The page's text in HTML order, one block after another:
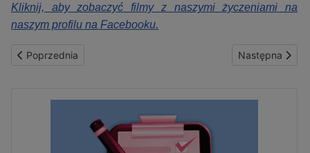
Kliknij, aby zobaczyć filmy z naszymi życzeniami na
naszym profilu na Facebooku.
Poprzednia strona: Grono pedagogiczne
Poprzednia Następna
Następna